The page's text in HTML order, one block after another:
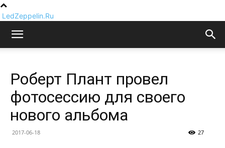
LedZeppelin.Ru
Роберт Плант провел
фотосессию для своего
нового альбома
2017-06-18 27